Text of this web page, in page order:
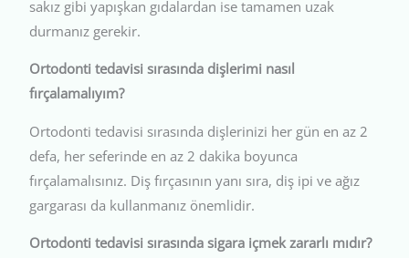
sakız gibi yapışkan gıdalardan ise tamamen uzak
durmanız gerekir.
Ortodonti tedavisi sırasında dişlerimi nasıl
fırçalamalıyım?
Ortodonti tedavisi sırasında dişlerinizi her gün en az 2
defa, her seferinde en az 2 dakika boyunca
fırçalamalısınız. Diş fırçasının yanı sıra, diş ipi ve ağız
gargarası da kullanmanız önemlidir.
Ortodonti tedavisi sırasında sigara içmek zararlı mıdır?